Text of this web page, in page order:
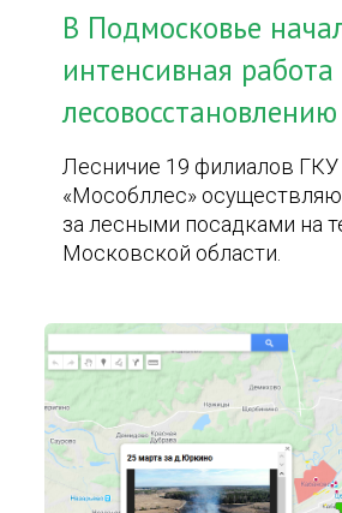
В Подмосковье
интенсивная
лесовосстановлению
Лесничие 19 филиалов
«Мособллес»
за лесными посадками на
Московской области.